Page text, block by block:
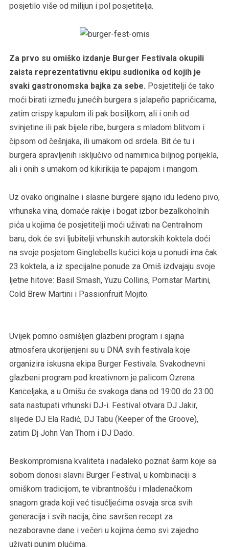
posjetilo više od milijun i pol posjetitelja.
Za prvo su omiško izdanje Burger Festivala okupili
zaista reprezentativnu ekipu sudionika od kojih je
svaki gastronomska bajka za sebe. Posjetitelji će tako
moći birati između junećih burgera s jalapeño papričicama,
zatim crispy kapulom ili pak bosiljkom, ali i onih od
svinjetine ili pak bijele ribe, burgera s mladom blitvom i
čipsom od češnjaka, ili umakom od srdela. Bit će tu i
burgera spravljenih isključivo od namirnica biljnog porijekla,
ali i onih s umakom od kikirikija te papajom i mangom.
Uz ovako originalne i slasne burgere sjajno idu ledeno pivo,
vrhunska vina, domaće rakije i bogat izbor bezalkoholnih
pića u kojima će posjetitelji moći uživati na Centralnom
baru, dok će svi ljubitelji vrhunskih autorskih koktela doći
na svoje posjetom Ginglebells kućici koja u ponudi ima čak
23 koktela, a iz specijalne ponude za Omiš izdvajaju svoje
ljetne hitove: Basil Smash, Yuzu Collins, Pornstar Martini,
Cold Brew Martini i Passionfruit Mojito.
Uvijek pomno osmišljen glazbeni program i sjajna
atmosfera ukorijenjeni su u DNA svih festivala koje
organizira iskusna ekipa Burger Festivala. Svakodnevni
glazbeni program pod kreativnom je palicom Ozrena
Kanceljaka, a u Omišu će svakoga dana od 19:00 do 23:00
sata nastupati vrhunski DJ-i. Festival otvara DJ Jakir,
slijede DJ Ela Radić, DJ Tabu (Keeper of the Groove),
zatim Dj John Van Thorn i DJ Dado.
Beskompromisna kvaliteta i nadaleko poznat šarm koje sa
sobom donosi slavni Burger Festival, u kombinaciji s
omiškom tradicijom, te vibrantnošću i mladenačkom
snagom grada koji već tisućljećima osvaja srca svih
generacija i svih nacija, čine savršen recept za
nezaboravne dane i večeri u kojima ćemo svi zajedno
uživati punim plućima.